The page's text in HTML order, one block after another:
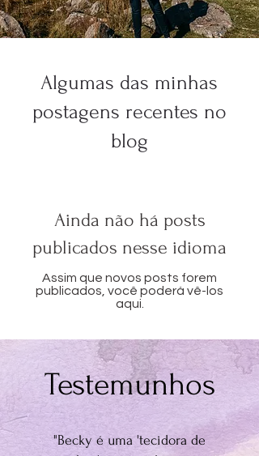
Algumas das minhas
postagens recentes no
blog
Ainda não há posts
publicados nesse idioma
Assim que novos posts forem
publicados, você poderá vê-los
aqui.
Testemunhos
"Becky é uma 'tecidora de